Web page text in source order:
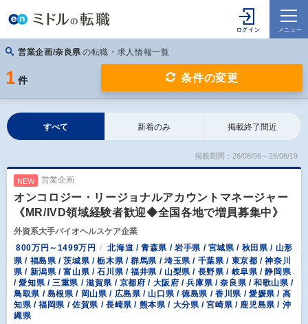
営業企画/奈良県 の転職・求人情報一覧
1 件 条件の変更
すべて 新着のみ 掲載終了間近
掲載期間：26/08/06～26/08/19
NEW 営業企画
オンコロジー・リージョナルアカウントマネージャー
《MR/IVD領域経験者歓迎◆全国各地で増員募集中》
外資系大手バイオヘルスケア企業
800万円～1499万円
北海道 / 青森県 / 岩手県 / 宮城県 / 秋田県 / 山形
県 / 福島県 / 茨城県 / 栃木県 / 群馬県 / 埼玉県 / 千葉県 / 東京都 / 神奈川
県 / 新潟県 / 富山県 / 石川県 / 福井県 / 山梨県 / 長野県 / 岐阜県 / 静岡県
/ 愛知県 / 三重県 / 滋賀県 / 京都府 / 大阪府 / 兵庫県 / 奈良県 / 和歌山県 /
鳥取県 / 島根県 / 岡山県 / 広島県 / 山口県 / 徳島県 / 香川県 / 愛媛県 / 高
知県 / 福岡県 / 佐賀県 / 長崎県 / 熊本県 / 大分県 / 宮崎県 / 鹿児島県 / 沖
縄県